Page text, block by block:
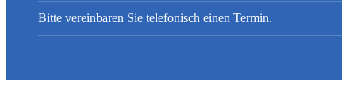
Bitte vereinbaren Sie telefonisch einen Termin.